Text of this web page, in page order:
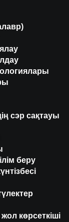
сэр сақтауы
беру
көрсеткіші